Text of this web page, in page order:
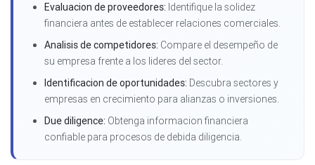
Evaluacion de proveedores: Identifique la solidez
financiera antes de establecer relaciones comerciales.
Analisis de competidores: Compare el desempeño de
su empresa frente a los lideres del sector.
Identificacion de oportunidades: Descubra sectores y
empresas en crecimiento para alianzas o inversiones.
Due diligence: Obtenga informacion financiera
confiable para procesos de debida diligencia.